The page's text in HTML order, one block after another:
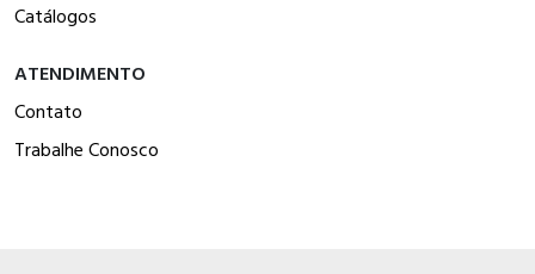
Catálogos
ATENDIMENTO
Contato
Trabalhe Conosco